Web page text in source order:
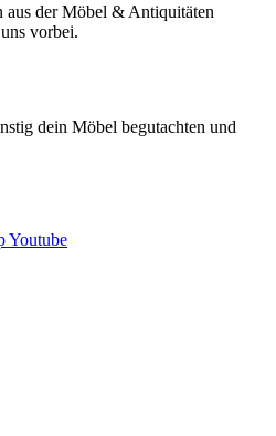
aus der Möbel & Antiquitäten
vorbei.
dein Möbel begutachten und
Youtube